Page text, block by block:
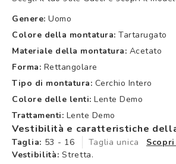
Genere: Uomo
Colore della montatura: Tartarugato
Materiale della montatura: Acetato
Forma: Rettangolare
Tipo di montatura: Cerchio Intero
Colore delle lenti: Lente Demo
Trattamenti: Lente Demo
Vestibilità e caratteristiche
Taglia: 53 - 16 Taglia unica
Vestibilità: Stretta.